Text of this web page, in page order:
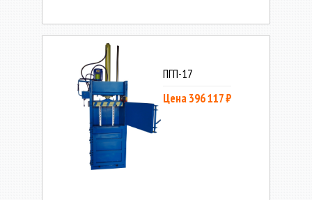
ПГП-17
Цена 396 117 ₽